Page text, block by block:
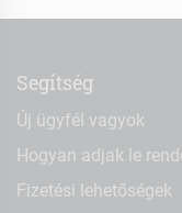
Segítség
Új ügyfél vagyok
Hogyan adjak le
Fizetési lehetőségek